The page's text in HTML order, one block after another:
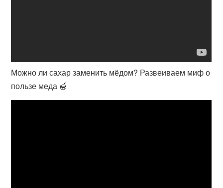
Можно ли сахар заменить мёдом? Развеиваем миф о
пользе меда 🍯